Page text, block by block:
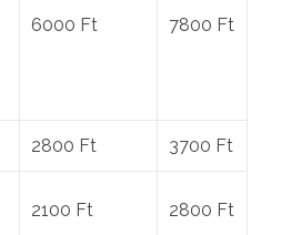
6000 Ft 7800 Ft
2800 Ft 3700 Ft
2100 Ft 2800 Ft